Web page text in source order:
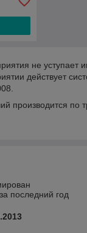
не уступает
действует
производится по
последний год